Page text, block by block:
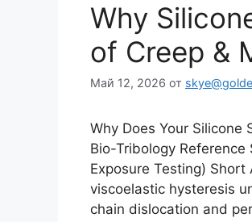
Why
of Creep &
Май 12, 2026 от
Why Does Your Silicone
Bio-Tribology
Exposure Testing)
viscoelastic hysteresis
chain dislocation and